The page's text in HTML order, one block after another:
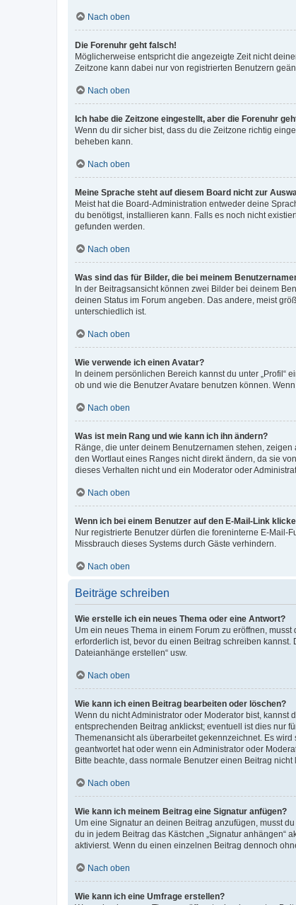
Nach oben
Die Forenuhr geht falsch!
Möglicherweise entspricht die angezeigte Zeit nicht
Zeitzone kann dabei nur von registrierten Benutzern
Nach oben
Ich habe die Zeitzone eingestellt, aber die Forenuhr
Wenn du dir sicher bist, dass du die Zeitzone richtig
beheben kann.
Nach oben
Meine Sprache steht auf diesem Board nicht zur
Meist hat die Board-Administration entweder deine
du benötigst, installieren kann. Falls es noch nicht
gefunden werden.
Nach oben
Was sind das für Bilder, die bei meinem
In der Beitragsansicht können zwei Bilder bei deinem
deinen Status im Forum angeben. Das andere, meist
unterschiedlich ist.
Nach oben
Wie verwende ich einen Avatar?
In deinem persönlichen Bereich kannst du unter „Profil“
ob und wie die Benutzer Avatare benutzen können.
Nach oben
Was ist mein Rang und wie kann ich ihn ändern?
Ränge, die unter deinem Benutzernamen stehen,
den Wortlaut eines Ranges nicht direkt ändern, da sie
dieses Verhalten nicht und ein Moderator oder
Nach oben
Wenn ich bei einem Benutzer auf den E-Mail-Link
Nur registrierte Benutzer dürfen die foreninterne E-Mail-
Missbrauch dieses Systems durch Gäste verhindern.
Nach oben
Beiträge schreiben
Wie erstelle ich ein neues Thema oder eine Antwort?
Um ein neues Thema in einem Forum zu eröffnen,
erforderlich ist, bevor du einen Beitrag schreiben kannst.
Dateianhänge erstellen“ usw.
Nach oben
Wie kann ich einen Beitrag bearbeiten oder löschen?
Wenn du nicht Administrator oder Moderator bist,
entsprechenden Beitrag anklickst; eventuell ist dies nur
Themenansicht als überarbeitet gekennzeichnet. Es
geantwortet hat oder wenn ein Administrator oder
Bitte beachte, dass normale Benutzer einen Beitrag
Nach oben
Wie kann ich meinem Beitrag eine Signatur anfügen?
Um eine Signatur an deinen Beitrag anzufügen, musst
du in jedem Beitrag das Kästchen „Signatur anhängen“
aktivierst. Wenn du einen einzelnen Beitrag dennoch
Nach oben
Wie kann ich eine Umfrage erstellen?